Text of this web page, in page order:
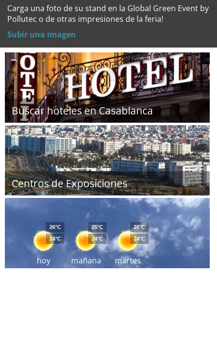
Carga una foto de su stand en la Global Green Event by
Pollutec o de otras impresiones de la feria!
Subir una imagen
Buscar hoteles en Casablanca
Centros de Exposiciones
hoy
26°C
24°C
mañana
25°C
24°C
martes
26°C
24°C